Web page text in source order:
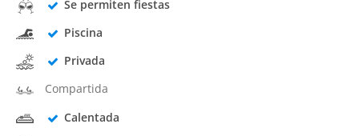
Se permiten fiestas
Piscina
Privada
Compartida
Calentada